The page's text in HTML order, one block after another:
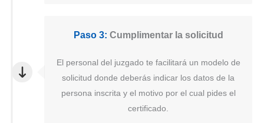
Paso 3: Cumplimentar la solicitud
El personal del juzgado te facilitará un modelo de
solicitud donde deberás indicar los datos de la
persona inscrita y el motivo por el cual pides el
certificado.